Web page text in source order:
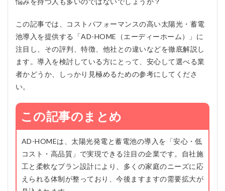
この記事では、コストパフォーマンスの高い太陽光・蓄電
池導入を提供する「AD-HOME（エーディーホーム）」に
注目し、その評判、特徴、他社との違いなどを徹底解説し
ます。導入を検討している方にとって、安心して選べる業
者かどうか、しっかり見極めるための参考にしてくださ
い。
この記事のまとめ
AD-HOMEは、太陽光発電と蓄電池の導入を「安心・低
コスト・高品質」で実現できる注目の企業です。自社施
工と柔軟なプラン設計により、多くの家庭のニーズに応
えられる体制が整っており、今後ますますの需要拡大が